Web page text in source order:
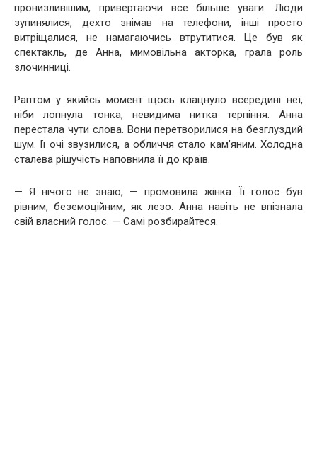
пронизливішим, привертаючи все більше уваги. Люди
зупинялися, дехто знімав на телефони, інші просто
витріщалися, не намагаючись втрутитися. Це був як
спектакль, де Анна, мимовільна акторка, грала роль
злочинниці.
Раптом у якийсь момент щось клацнуло всередині неї,
ніби лопнула тонка, невидима нитка терпіння. Анна
перестала чути слова. Вони перетворилися на безглуздий
шум. Її очі звузилися, а обличчя стало кам’яним. Холодна
сталева рішучість наповнила її до країв.
— Я нічого не знаю, — промовила жінка. Її голос був
рівним, беземоційним, як лезо. Анна навіть не впізнала
свій власний голос. — Самі розбирайтеся.